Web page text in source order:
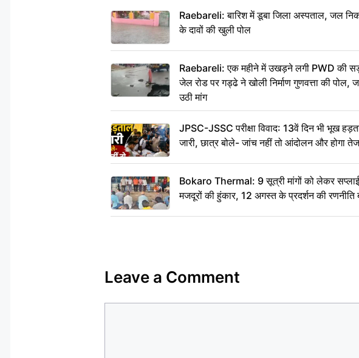
Raebareli: बारिश में डूबा जिला अस्पताल, जल
के दावों की खुली पोल
Raebareli: एक महीने में उखड़ने लगी PWD की
जेल रोड पर गड्ढे ने खोली निर्माण गुणवत्ता की पोल,
उठी मांग
JPSC-JSSC परीक्षा विवाद: 13वें दिन भी भूख
जारी, छात्र बोले- जांच नहीं तो आंदोलन और होगा तेज
Bokaro Thermal: 9 सूत्री मांगों को लेकर सप्लाई
मजदूरों की हुंकार, 12 अगस्त के प्रदर्शन की रणनीति
Leave a Comment